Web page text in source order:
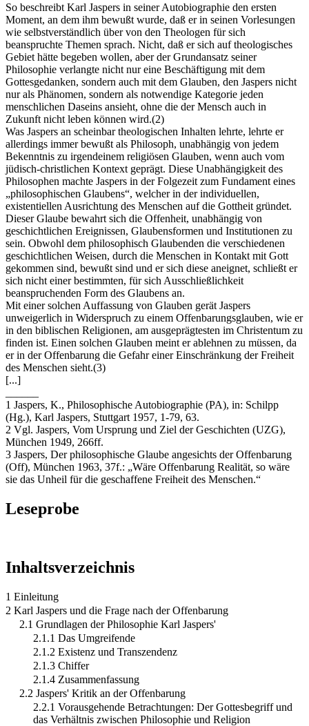
So beschreibt Karl Jaspers in seiner Autobiographie den ersten
Moment, an dem ihm bewußt wurde, daß er in seinen Vorlesungen
wie selbstverständlich über von den Theologen für sich
beanspruchte Themen sprach. Nicht, daß er sich auf theologisches
Gebiet hätte begeben wollen, aber der Grundansatz seiner
Philosophie verlangte nicht nur eine Beschäftigung mit dem
Gottesgedanken, sondern auch mit dem Glauben, den Jaspers nicht
nur als Phänomen, sondern als notwendige Kategorie jeden
menschlichen Daseins ansieht, ohne die der Mensch auch in
Zukunft nicht leben können wird.(2)
Was Jaspers an scheinbar theologischen Inhalten lehrte, lehrte er
allerdings immer bewußt als Philosoph, unabhängig von jedem
Bekenntnis zu irgendeinem religiösen Glauben, wenn auch vom
jüdisch-christlichen Kontext geprägt. Diese Unabhängigkeit des
Philosophen machte Jaspers in der Folgezeit zum Fundament eines
„philosophischen Glaubens“, welcher in der individuellen,
existentiellen Ausrichtung des Menschen auf die Gottheit gründet.
Dieser Glaube bewahrt sich die Offenheit, unabhängig von
geschichtlichen Ereignissen, Glaubensformen und Institutionen zu
sein. Obwohl dem philosophisch Glaubenden die verschiedenen
geschichtlichen Weisen, durch die Menschen in Kontakt mit Gott
gekommen sind, bewußt sind und er sich diese aneignet, schließt er
sich nicht einer bestimmten, für sich Ausschließlichkeit
beanspruchenden Form des Glaubens an.
Mit einer solchen Auffassung von Glauben gerät Jaspers
unweigerlich in Widerspruch zu einem Offenbarungsglauben, wie er
in den biblischen Religionen, am ausgeprägtesten im Christentum zu
finden ist. Einen solchen Glauben meint er ablehnen zu müssen, da
er in der Offenbarung die Gefahr einer Einschränkung der Freiheit
des Menschen sieht.(3)
[...]
1 Jaspers, K., Philosophische Autobiographie (PA), in: Schilpp
(Hg.), Karl Jaspers, Stuttgart 1957, 1-79, 63.
2 Vgl. Jaspers, Vom Ursprung und Ziel der Geschichten (UZG),
München 1949, 266ff.
3 Jaspers, Der philosophische Glaube angesichts der Offenbarung
(Off), München 1963, 37f.: „Wäre Offenbarung Realität, so wäre
sie das Unheil für die geschaffene Freiheit des Menschen.“
Leseprobe
Inhaltsverzeichnis
1 Einleitung
2 Karl Jaspers und die Frage nach der Offenbarung
2.1 Grundlagen der Philosophie Karl Jaspers'
2.1.1 Das Umgreifende
2.1.2 Existenz und Transzendenz
2.1.3 Chiffer
2.1.4 Zusammenfassung
2.2 Jaspers' Kritik an der Offenbarung
2.2.1 Vorausgehende Betrachtungen: Der Gottesbegriff und
das Verhältnis zwischen Philosophie und Religion